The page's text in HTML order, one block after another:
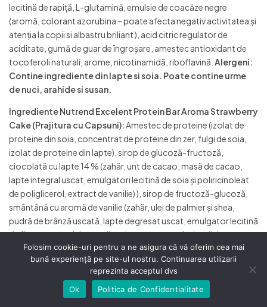
lecitină de rapiță, L-glutamină, emulsie de coacăze negre
(aromă, colorant azorubina – poate afecta negativ activitatea și
atenția la copii si albastru briliant ), acid citric regulator de
aciditate, gumă de guar de îngroșare, amestec antioxidant de
tocoferoli naturali, arome, nicotinamidă, riboflavină. Alergeni:
Contine ingrediente din lapte si soia. Poate contine urme
de nuci, arahide si susan.
Ingrediente Nutrend Excelent Protein Bar Aroma Strawberry
Cake (Prajitura cu Capsuni):Amestec de proteine (izolat de
proteine din soia, concentrat de proteine din zer, fulgi de soia,
izolat de proteine din lapte), sirop de glucoză-fructoză,
ciocolată cu lapte 14 % (zahăr, unt de cacao, masă de cacao,
lapte integral uscat, emulgatori lecitină de soia și poliricinoleat
de poliglicerol, extract de vanilie) ), sirop de fructoză-glucoză,
smântână cu aromă de vanilie (zahăr, ulei de palmier și shea,
pudră de brânză uscată, lapte degresat uscat, emulgator lecitină
de floarea soarelui, aromă, colorant capsantina), grăsime
vegetală (miez de palmier, palmier, shea), umectant glicerină,
nucă de cocos (nucă de cocos, dioxid de sulf antioxidant),
extrudat de orez (orez, inulină), căpșuni liofilizate 1,5 %,
emulgator lecitină de rapiță, L-glutamină, arome, acid citric
Account căutarea
Folosim cookie-uri pentru a ne asigura că vă oferim cea mai
bună experiență pe site-ul nostru. Continuarea utilizarii
reprezinta acceptul dvs
Ok
Politica de Confidentialitate